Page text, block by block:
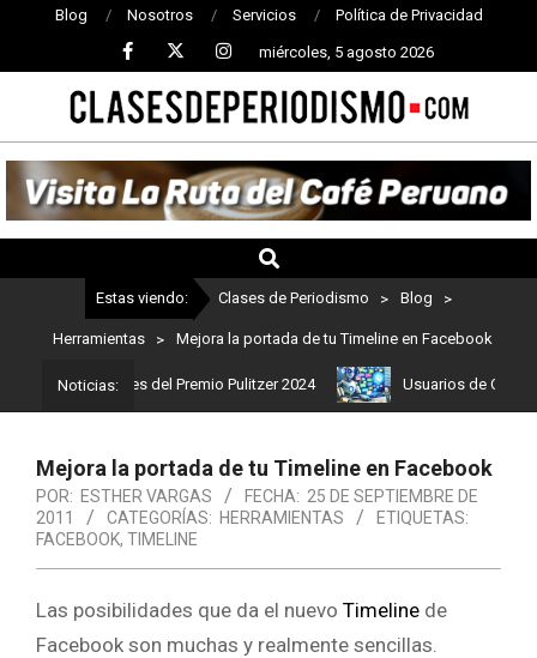
Blog Nosotros Servicios Política de Privacidad
miércoles, 5 agosto 2026
CLASES
DE
PERIODISMO
Estas viendo: Clases de Periodismo > Blog >
Herramientas > Mejora la portada de tu Timeline en Facebook
Noticias:
los ganadores del Premio Pulitzer 2024 Usuarios de ChatGPT
Mejora la portada de tu Timeline en Facebook
POR: ESTHER VARGAS FECHA: 25 DE SEPTIEMBRE DE
2011
CATEGORÍAS: HERRAMIENTAS
ETIQUETAS:
FACEBOOK, TIMELINE
Las posibilidades que da el nuevo Timeline de
Facebook son muchas y realmente sencillas.